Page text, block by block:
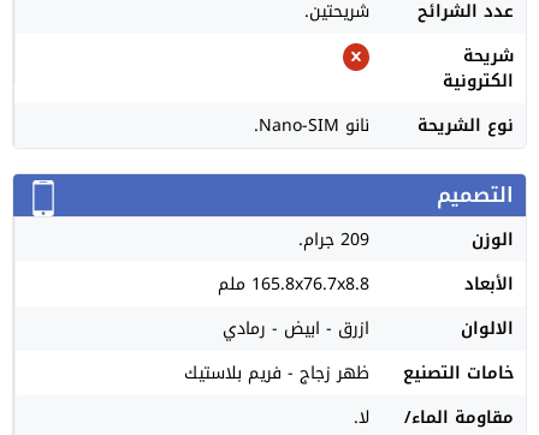
عدد الشرائح
شريحتين.
شريحة
الكترونية
نوع الشريحة
نانو Nano-SIM.
التصميم
الوزن
209 جرام.
الأبعاد
165.8x76.7x8.8 ملم
الالوان
ازرق - ابيض - رمادي
خامات التصنيع
ظهر زجاج - فريم بلاستيك
مقاومة الماء/
لا.